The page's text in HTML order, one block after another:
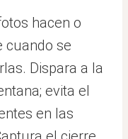
hacen o
cuando se
Dispara a la
evita el
en las